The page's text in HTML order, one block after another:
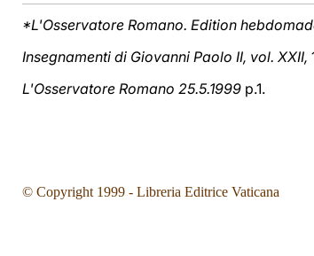
*L'Osservatore Romano. Edition
Insegnamenti di Giovanni Paolo II, vol. XXII,
L'Osservatore Romano 25.5.1999 p.1.
© Copyright 1999 - Libreria Editrice Vaticana